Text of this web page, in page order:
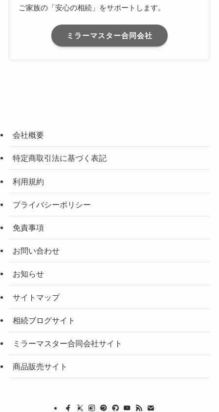
ご家族の「安心の相続」をサポートします。
ミラーマスター合同会社
会社概要
特定商取引法に基づく表記
利用規約
プライバシーポリシー
免責事項
お問い合わせ
お知らせ
サイトマップ
相続ブログサイト
ミラーマスター合同会社サイト
商品販売サイト